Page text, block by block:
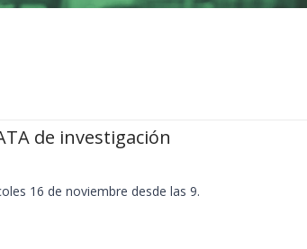
de investigación
16 de noviembre desde las 9.